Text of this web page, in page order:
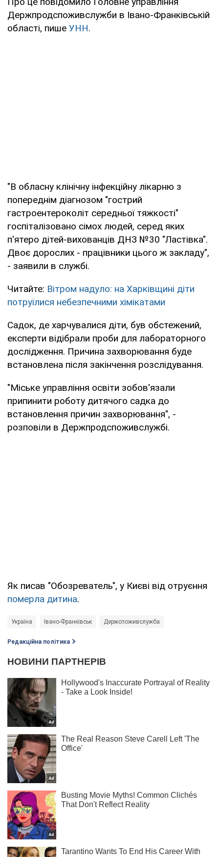
Держпродспоживслужби в Івано-Франківській
області, пише УНН.
"В обласну клінічну інфекційну лікарню з
попереднім діагнозом "гострий
гастроентероколіт середньої тяжкості"
госпіталізовано сімох людей, серед яких
п'ятеро дітей-вихованців ДНЗ №30 "Ластівка".
Двоє дорослих - працівники цього ж закладу",
- заявили в службі.
Читайте: Вітром надуло: на Харківщині діти
потруїлися небезпечними хімікатами
Садок, де харчувалися діти, був обстежений,
експерти відібрали проби для лабораторного
дослідження. Причина захворювання буде
встановлена ​​після закінчення розслідування.
"Міське управління освіти зобов'язали
припинити роботу дитячого садка до
встановлення причин захворювання", -
розповіли в Держпродспоживслужбі.
Як писав "Обозреватель", у Києві від отруєння
померла дитина.
Україна Івано-Франківськ Держспоживслужба
Редакційна політика